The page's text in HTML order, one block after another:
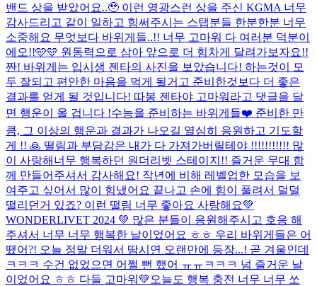
밴드 상을 받았어요..🥹 이런 영광스런 상을 주신 KGMA 너무
감사드리고 같이 일하고 힘써주시는 스탭분들 한분한분 너무
소중해요 무엇보다 바위게들..!! 너무 고마워 다 여러분 덕분이
에오!!🩵🩵 원동력으로 삼아 앞으로 더 힘차게 달려가보자요!!
짠! 바위게는 입시생 젠타의 사진을 보았습니다! 하는것이 모
두 잘되고 편안한 마음을 먹게 될거고 준비한것보다 더 좋은
결과를 얻게 될 것입니다! 따봉 젠타야 고마워라고 댓글을 달
면 행운이 올 겁니다 !수능을 준비하는 바위게들❤️ 준비한 만
큼, 그 이상의 행운과 결과가 나오길 열심히 응원하고 기도할
게 !! 🙏 떨림과 부담감은 내가 다 가져가버릴테야 !!!!!!!!!!! 많
이 사랑해 너무 행복하던 원더리벳 스테이지!! 즐거운 무대 함
께 만들어주셔서 감사해요! 작년에 비해 레벨업한 모습을 보
여주고 싶어서 많이 힘냈어요 끝나고 손에 힘이 풀려서 덜덜
떨리던거 있죠? 이런 떨림 너무 좋아요 사랑해요💚
WONDERLIVET 2024 💚 많은 분들이 응원해주시고 호응 해
주셔서 너무 너무 행복한 날이었어요 ㅎㅎ 우리 바위게들은 어
땠어?! 오늘 정말 더워서 땀시연 오랜만에 등장...! 곧 겨울인데
ㅋㅋㅋ 수건 없었으면 어쩔 뻔 했어 ㅠㅠㅋㅋㅋ 넘 즐거운 날
이었어요 ㅎㅎ 다들 고마워💚 오늘도 행복 충전 너무 너무 쏘